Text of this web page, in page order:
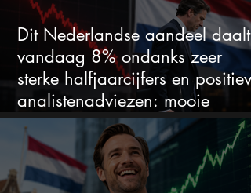
Dit Nederlandse aandeel daalt
vandaag 8% ondanks zeer
sterke halfjaarcijfers en positieve
analistenadviezen: mooie
koopkans?